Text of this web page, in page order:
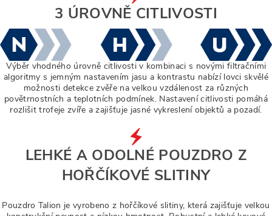
3 ÚROVNĚ CITLIVOSTI
Výběr vhodného úrovně citlivosti v kombinaci s novými filtračními
algoritmy s jemným nastavením jasu a kontrastu nabízí lovci skvělé
možnosti detekce zvěře na velkou vzdálenost za různých
povětrnostních a teplotních podmínek. Nastavení citlivosti pomáhá
rozlišit trofeje zvíře a zajišťuje jasné vykreslení objektů a pozadí.
LEHKÉ A ODOLNÉ POUZDRO Z
HOŘČÍKOVÉ SLITINY
Pouzdro Talion je vyrobeno z hořčíkové slitiny, která zajišťuje velkou